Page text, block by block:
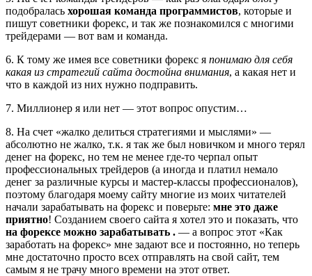
подобралась хорошая команда программистов, которые и
пишут советники форекс, и так же познакомился с многими
трейдерами — вот вам и команда.
6. К тому же имея все советники форекс я понимаю для себя
какая из стратегий сайта достойна внимания, а какая нет и
что в каждой из них нужно подправить.
7. Миллионер я или нет — этот вопрос опустим…
8. На счет «жалко делиться стратегиями и мыслями» —
абсолютно не жалко, т.к. я так же был новичком и много терял
денег на форекс, но тем не менее где-то черпал опыт
профессиональных трейдеров (а иногда и платил немало
денег за различные курсы и мастер-классы профессионалов),
поэтому благодаря моему сайту многие из моих читателей
начали зарабатывать на форекс и поверьте: мне это даже
приятно! Созданием своего сайта я хотел это и показать, что
на форексе можно зарабатывать . — а вопрос этот «Как
заработать на форекс» мне задают все и постоянно, но теперь
мне достаточно просто всех отправлять на свой сайт, тем
самым я не трачу много времени на этот ответ.